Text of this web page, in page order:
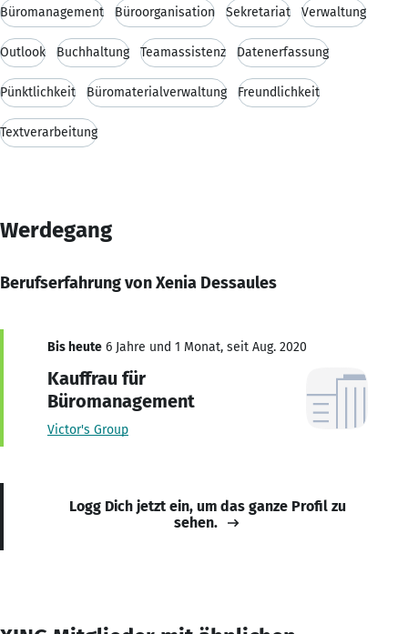
Büromanagement Büroorganisation Sekretariat Verwaltung
Outlook Buchhaltung Teamassistenz Datenerfassung
Pünktlichkeit Büromaterialverwaltung Freundlichkeit
Textverarbeitung
Werdegang
Berufserfahrung von Xenia Dessaules
Bis heute 6 Jahre und 1 Monat, seit Aug. 2020
Kauffrau für
Büromanagement
Victor's Group
Logg Dich jetzt ein, um das ganze Profil zu
sehen.